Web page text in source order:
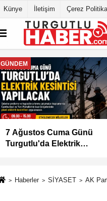
Künye İletişim Çerez
GENEL
Başkan Dutlulu Müjdeyi
Verdi: Akpınar Mesire
Haberler SİYASET AK